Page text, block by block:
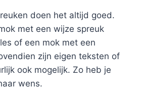
doen het altijd goed.
met een wijze spreuk
of een mok met een
zijn eigen teksten of
ook mogelijk. Zo heb je
wens.